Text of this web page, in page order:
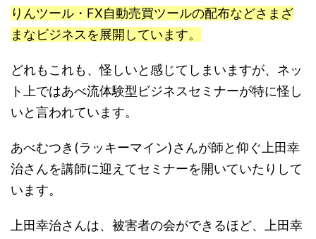
りんツール・FX自動売買ツールの配布などさまざ
まなビジネスを展開しています。
どれもこれも、怪しいと感じてしまいますが、ネッ
ト上ではあべ流体験型ビジネスセミナーが特に怪し
いと言われています。
あべむつき(ラッキーマイン)さんが師と仰ぐ上田幸
治さんを講師に迎えてセミナーを開いていたりして
います。
上田幸治さんは、被害者の会ができるほど、上田幸